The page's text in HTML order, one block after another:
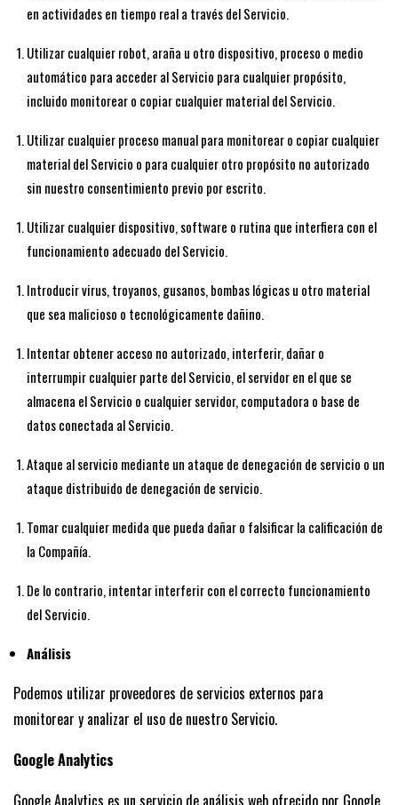
en actividades en tiempo real a través del Servicio.
Utilizar cualquier robot, araña u otro dispositivo, proceso o medio
automático para acceder al Servicio para cualquier propósito,
incluido monitorear o copiar cualquier material del Servicio.
Utilizar cualquier proceso manual para monitorear o copiar cualquier
material del Servicio o para cualquier otro propósito no autorizado
sin nuestro consentimiento previo por escrito.
Utilizar cualquier dispositivo, software o rutina que interfiera con el
funcionamiento adecuado del Servicio.
Introducir virus, troyanos, gusanos, bombas lógicas u otro material
que sea malicioso o tecnológicamente dañino.
Intentar obtener acceso no autorizado, interferir, dañar o
interrumpir cualquier parte del Servicio, el servidor en el que se
almacena el Servicio o cualquier servidor, computadora o base de
datos conectada al Servicio.
Ataque al servicio mediante un ataque de denegación de servicio o un
ataque distribuido de denegación de servicio.
Tomar cualquier medida que pueda dañar o falsificar la calificación de
la Compañía.
De lo contrario, intentar interferir con el correcto funcionamiento
del Servicio.
Análisis
Podemos utilizar proveedores de servicios externos para
monitorear y analizar el uso de nuestro Servicio.
Google Analytics
Google Analytics es un servicio de análisis web ofrecido por Google